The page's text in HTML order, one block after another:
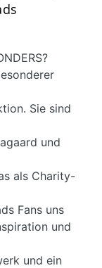
Sie sind
und
als Charity-
Fans uns
und
und ein